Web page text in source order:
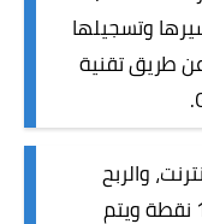
وتسجيلها
طريق تقنية
والربح
يكون على 1000 خطوة تساوي1 نقطة ويتم